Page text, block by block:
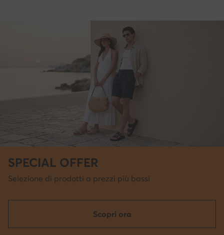
SPECIAL OFFER
Selezione di prodotti a prezzi più bassi
Scopri ora